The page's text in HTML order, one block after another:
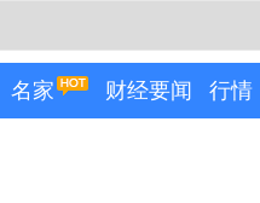
名家 财经要闻 行情